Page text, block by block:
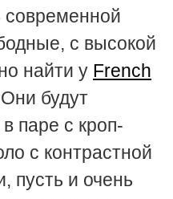
с высокой
найти у French
будут
паре с кроп-
с контрастной
пусть и очень